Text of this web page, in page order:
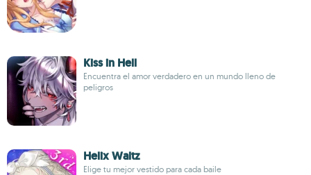
Kiss in Hell
Encuentra el amor verdadero en un mundo lleno de
peligros
Helix Waltz
Elige tu mejor vestido para cada baile